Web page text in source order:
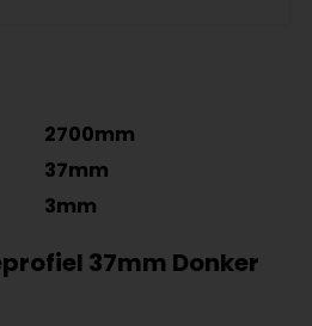
2700mm
37mm
3mm
37mm Donker